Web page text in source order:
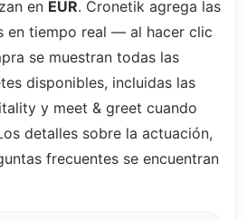
en EUR. Cronetik agrega las
en tiempo real — al hacer clic
se muestran todas las
disponibles, incluidas las
y meet & greet cuando
detalles sobre la actuación,
frecuentes se encuentran